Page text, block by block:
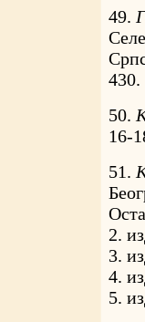
49.
430.
50.
16-
51.
2.
3.
4.
5.